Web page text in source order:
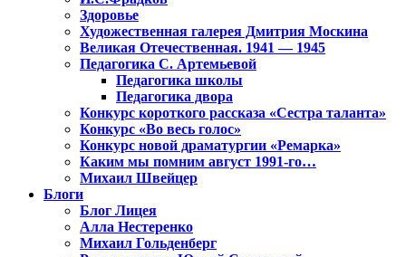
Здоровье
Художественная галерея Дмитрия Москина
Великая Отечественная. 1941 — 1945
Педагогика С. Артемьевой
Педагогика школы
Педагогика двора
Конкурс короткого рассказа «Сестра таланта»
Конкурс «Во весь голос»
Конкурс новой драматургии «Ремарка»
Каким мы помним август 1991-го…
Михаил Швейцер
Блоги
Блог Лицея
Алла Нестеренко
Михаил Гольденберг